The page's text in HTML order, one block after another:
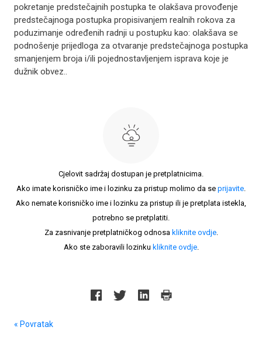
pokretanje predstečajnih postupka te olakšava provođenje
predstečajnoga postupka propisivanjem realnih rokova za
poduzimanje određenih radnji u postupku kao: olakšava se
podnošenje prijedloga za otvaranje predstečajnoga postupka
smanjenjem broja i/ili pojednostavljenjem isprava koje je
dužnik obvez..
Cjelovit sadržaj dostupan je pretplatnicima.
Ako imate korisničko ime i lozinku za pristup molimo da se prijavite.
Ako nemate korisničko ime i lozinku za pristup ili je pretplata istekla,
potrebno se pretplatiti.
Za zasnivanje pretplatničkog odnosa kliknite ovdje.
Ako ste zaboravili lozinku kliknite ovdje.
« Povratak